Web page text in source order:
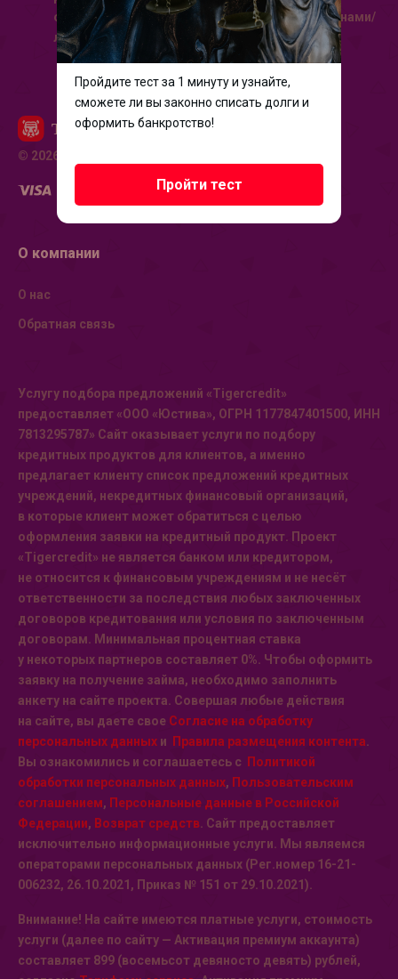
об одной и той же компании под разными именами/
логинами.
Пройдите тест за 1 минуту и узнайте,
сможете ли вы законно списать долги и
оформить банкротство!
Пройти тест
© 2026 Все права защищены
О компании
О нас
Обратная связь
Услугу подбора предложений «Tigercredit»
предоставляет «ООО «Юстива», ОГРН 1177847401500, ИНН
7813295787» Сайт оказывает услуги по подбору
кредитных продуктов для клиентов, а именно
предлагает клиенту список предложений кредитных
учреждений, некредитных финансовый организаций,
в которые клиент может обратиться с целью
оформления заявки на кредитный продукт. Проект
«Tigercredit» не является банком или кредитором,
не относится к финансовым учреждениям и не несёт
ответственности за последствия любых заключенных
договоров кредитования или условия по заключенным
договорам. Минимальная процентная ставка
у некоторых партнеров составляет 0%. Чтобы оформить
заявку на получение займа, необходимо заполнить
анкету на сайте проекта. Совершая любые действия
на сайте, вы даете свое Согласие на обработку
персональных данных и Правила размещения контента
Вы ознакомились и соглашаетесь с
Политикой
обработки персональных данных, Пользовательским
соглашением, Персональные данные в Российской
Федерации, Возврат средств . Сайт предоставляет
исключительно информационные услуги. Мы являемся
операторами персональных данных (Рег.номер 16-21-
006232, 26.10.2021, Приказ № 151 от 29.10.2021).
Внимание! На сайте имеются платные услуги, стоимость
услуги (далее по сайту — Активация премиум аккаунта)
составляет 899 (восемьсот девяносто девять) рублей,